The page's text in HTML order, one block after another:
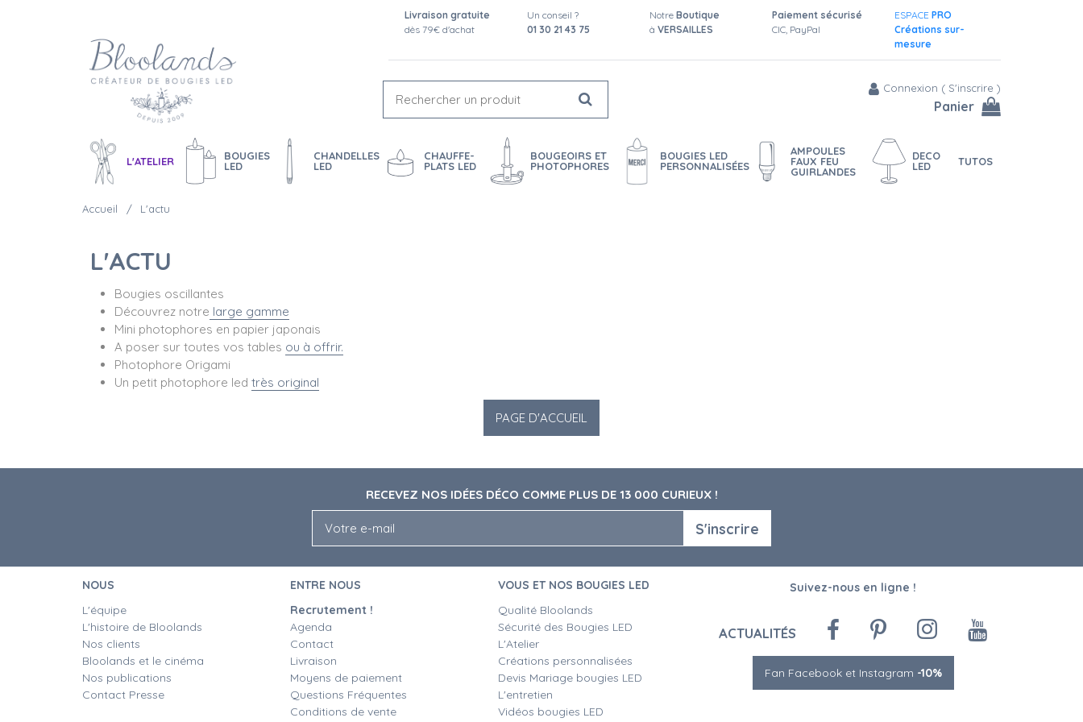
Livraison gratuite
dès 79€ d'achat
Un conseil ?
01 30 21 43 75
Notre Boutique
à VERSAILLES
Paiement sécurisé
CIC, PayPal
ESPACE PRO
Créations sur-
mesure
Connexion ( S'inscrire )
Panier
L'ATELIER
BOUGIES
LED
CHANDELLES
LED
CHAUFFE-
PLATS LED
BOUGEOIRS ET
PHOTOPHORES
BOUGIES LED
PERSONNALISÉES
AMPOULES
FAUX FEU
GUIRLANDES
DECO
LED
TUTOS
Accueil L'actu
L'ACTU
Bougies oscillantes
Découvrez notre large gamme
Mini photophores en papier japonais
A poser sur toutes vos tables ou à offrir.
Photophore Origami
Un petit photophore led très original
RECEVEZ NOS IDÉES DÉCO COMME PLUS DE 13 000 CURIEUX !
S'inscrire
NOUS
L'équipe
L'histoire de Bloolands
Nos clients
Bloolands et le cinéma
Nos publications
Contact Presse
ENTRE NOUS
Recrutement !
Agenda
Contact
Livraison
Moyens de paiement
Questions Fréquentes
Conditions de vente
VOUS ET NOS BOUGIES LED
Qualité Bloolands
Sécurité des Bougies LED
L'Atelier
Créations personnalisées
Devis Mariage bougies LED
L'entretien
Vidéos bougies LED
Suivez-nous en ligne !
ACTUALITÉS
Fan Facebook et Instagram -10%